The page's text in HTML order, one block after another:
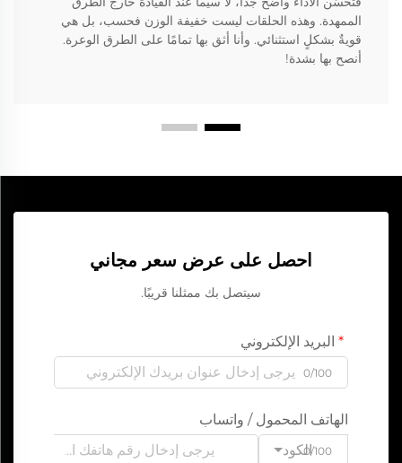
الممهدة. وهذه الحلقات ليست خفيفة الوزن فحسب، بل هي
قويةٌ بشكلٍ استثنائي. وأنا أثق بها تمامًا على الطرق الوعرة.
أنصح بها بشدة!
احصل على عرض سعر مجاني
سيتصل بك ممثلنا قريبًا.
البريد الإلكتروني
0/100
الهاتف المحمول / واتساب
الكود0/100